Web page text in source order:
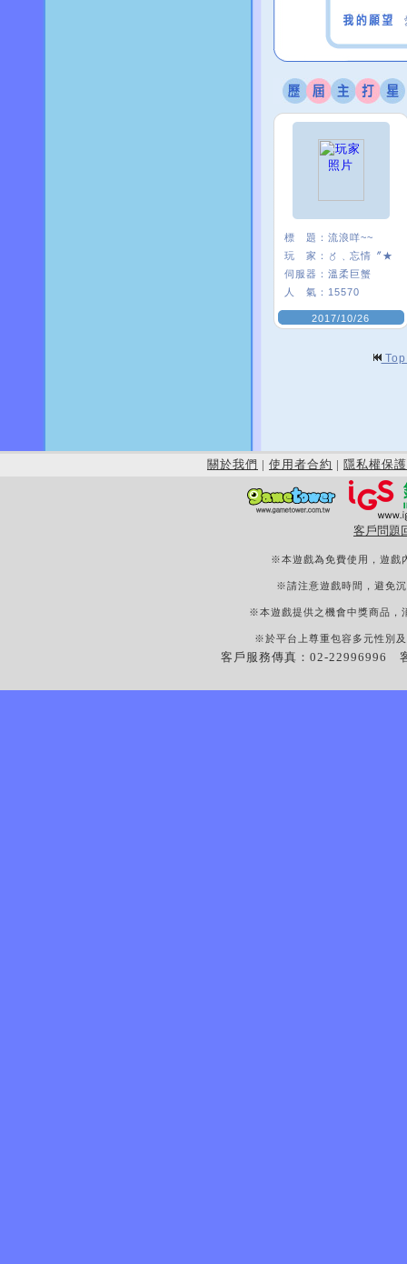
標 題： 流浪咩~~
玩 家：
〥﹑忘情〞★
伺服器： 溫柔巨蟹
人 氣： 15570
2017/10/26
關於我們 | 使用者合約 | 隱私權保護
客戶問題
※本遊戲為免費使用，遊戲
※請注意遊戲時間，避免
※本遊戲提供之機會中獎商品，
※於平台上尊重包容多元性別
客戶服務傳真：02-22996996